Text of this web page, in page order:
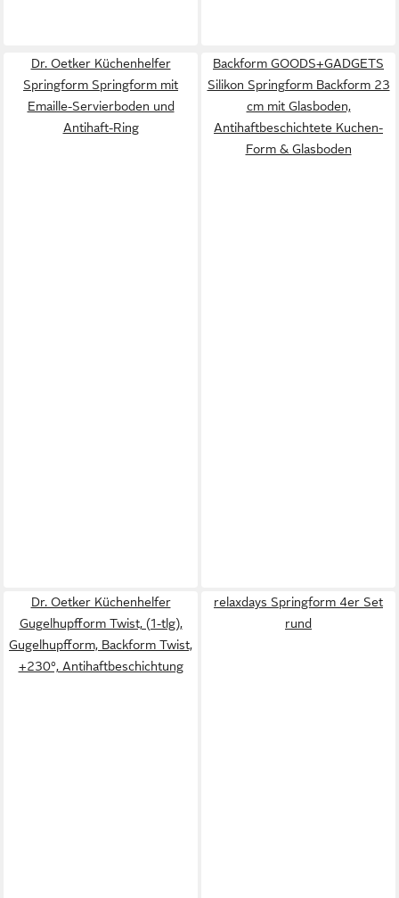
Dr. Oetker Küchenhelfer
Springform Springform mit
Emaille-Servierboden und
Antihaft-Ring
Backform GOODS+GADGETS
Silikon Springform Backform 23
cm mit Glasboden,
Antihaftbeschichtete Kuchen-
Form & Glasboden
Dr. Oetker Küchenhelfer
Gugelhupfform Twist, (1-tlg),
Gugelhupfform, Backform Twist,
+230°, Antihaftbeschichtung
relaxdays Springform 4er Set
rund